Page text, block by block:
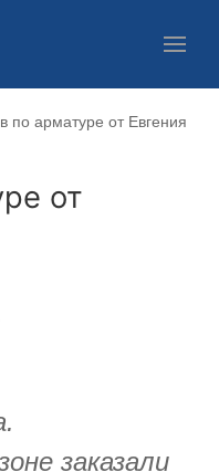
по арматуре от Евгения
от
заказали